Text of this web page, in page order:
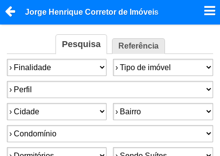
Jorge Henrique Corretor de Imóveis
Pesquisa Referência
Finalidade: Tipo de imóvel:
Perfil:
Cidade: Bairro:
Condomínios:
Dormitórios: Suítes: